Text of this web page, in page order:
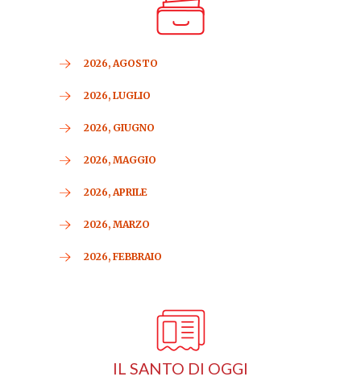
2026, AGOSTO
2026, LUGLIO
2026, GIUGNO
2026, MAGGIO
2026, APRILE
2026, MARZO
2026, FEBBRAIO
IL SANTO DI OGGI